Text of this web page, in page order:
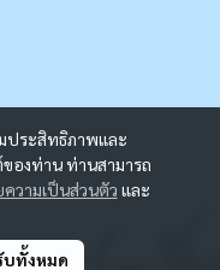
ประสิทธิภาพและ
องท่าน ท่านสามารถ
ความเป็นส่วนตัว และ
บทั้งหมด